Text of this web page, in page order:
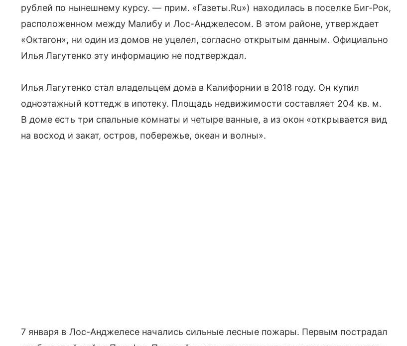
рублей по нынешнему курсу. — прим. «Газеты.Ru») находилась в поселке Биг-Рок,
расположенном между Малибу и Лос-Анджелесом. В этом районе, утверждает
«Октагон», ни один из домов не уцелел, согласно открытым данным. Официально
Илья Лагутенко эту информацию не подтверждал.
Илья Лагутенко стал владельцем дома в Калифорнии в 2018 году. Он купил
одноэтажный коттедж в ипотеку. Площадь недвижимости составляет 204 кв. м.
В доме есть три спальные комнаты и четыре ванные, а из окон «открывается вид
на восход и закат, остров, побережье, океан и волны».
7 января в Лос-Анджелесе начались сильные лесные пожары. Первым пострадал